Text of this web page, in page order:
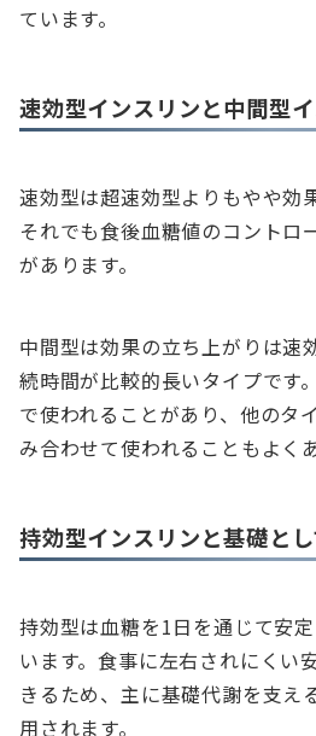
ています。
速効型インスリンと中間型
速効型は超速効型よりもやや効
それでも食後血糖値のコントロ
があります。
中間型は効果の立ち上がりは速
続時間が比較的長いタイプです
で使われることがあり、他のタ
み合わせて使われることもよく
持効型インスリンと基礎と
持効型は血糖を1日を通じて安
います。食事に左右されにくい
きるため、主に基礎代謝を支え
用されます。